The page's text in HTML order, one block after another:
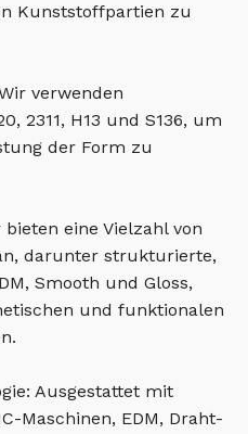
Kunststoffpartien zu
verwenden
2311, H13 und S136, um
der Form zu
eine Vielzahl von
darunter strukturierte,
Smooth und Gloss,
und funktionalen
Ausgestattet mit
Maschinen, EDM, Draht-